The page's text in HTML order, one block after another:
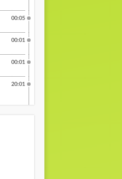
00:05
00:01
00:01
20:01